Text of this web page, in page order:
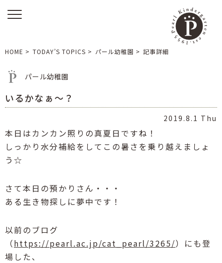
HOME > TODAY’S TOPICS > パール幼稚園 > 記事詳細
パール幼稚園
いるかなぁ～？
2019.8.1 Thu
本日はカンカン照りの真夏日ですね！
しっかり水分補給をしてこの暑さを乗り越えましょ
う☆
さて本日の預かりさん・・・
ある生き物探しに夢中です！
以前のブログ
（https://pearl.ac.jp/cat_pearl/3265/）にも登
場した、